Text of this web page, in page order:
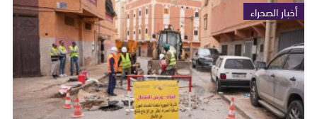
أخبار الصحراء